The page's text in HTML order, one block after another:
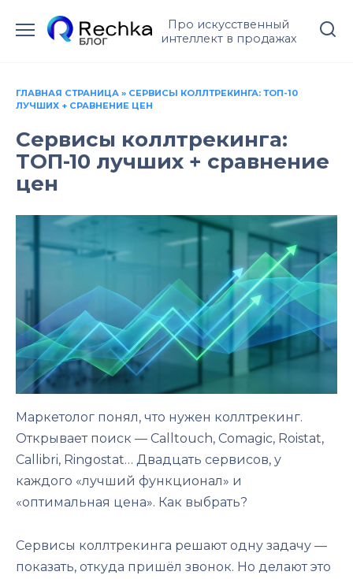
содержанию
Про искусственный
интеллект в продажах
ГЛАВНАЯ СТРАНИЦА » СЕРВИСЫ КОЛЛТРЕКИНГА: ТОП-10
ЛУЧШИХ + СРАВНЕНИЕ ЦЕН
Сервисы коллтрекинга:
ТОП-10 лучших + сравнение
цен
Маркетолог понял, что нужен коллтрекинг.
Открывает поиск — Calltouch, Comagic, Roistat,
Callibri, Ringostat… Двадцать сервисов, у
каждого «лучший функционал» и
«оптимальная цена». Как выбрать?
Сервисы коллтрекинга решают одну задачу —
показать, откуда пришёл звонок. Но делают это